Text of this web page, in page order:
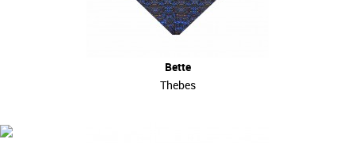
Bette
Thebes